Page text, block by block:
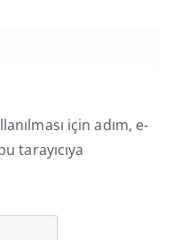
için adım, e-
tarayıcıya